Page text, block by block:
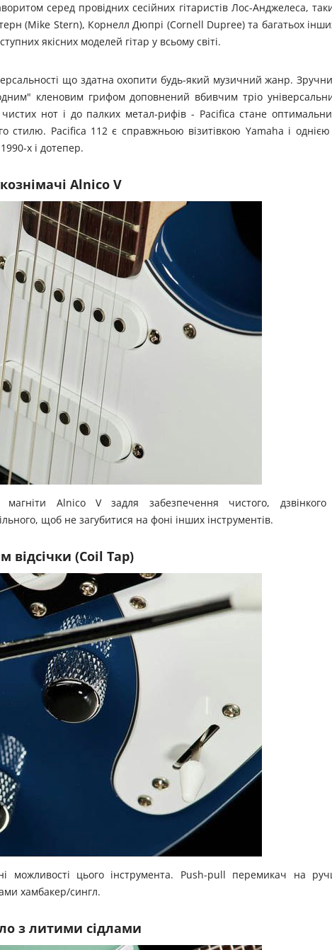
серед провідних сесійних гітаристів Лос-Анджелеса,
(Mike Stern), Корнелл Дюпрі (Cornell Dupree) та багатьох
якісних моделей гітар у всьому світі.
що здатна охопити будь-який музичний жанр.
кленовим грифом доповнений вбивчим тріо
чистих нот і до палких метал-рифів - Pacifica стане
стилю. Pacifica 112 є справжньою візитівкою Yamaha і однією
х і дотепер.
Alnico V
Alnico V задля забезпечення чистого, дзвінкого
щоб не загубитися на фоні інших інструментів.
відсічки (Coil Tap)
можливості цього інструмента. Push-pull перемикач на
хамбакер/сингл.
з литими сідлами